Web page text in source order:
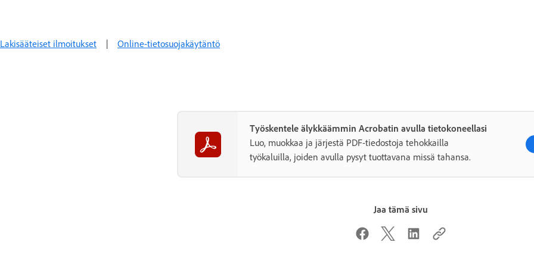
Lakisääteiset ilmoitukset | Online-tietosuojakäytäntö
Työskentele älykkäämmin Acrobatin avulla tietokoneellasi
Luo, muokkaa ja järjestä PDF-tiedostoja tehokkailla
työkaluilla, joiden avulla pysyt tuottavana missä tahansa.
Jaa tämä sivu